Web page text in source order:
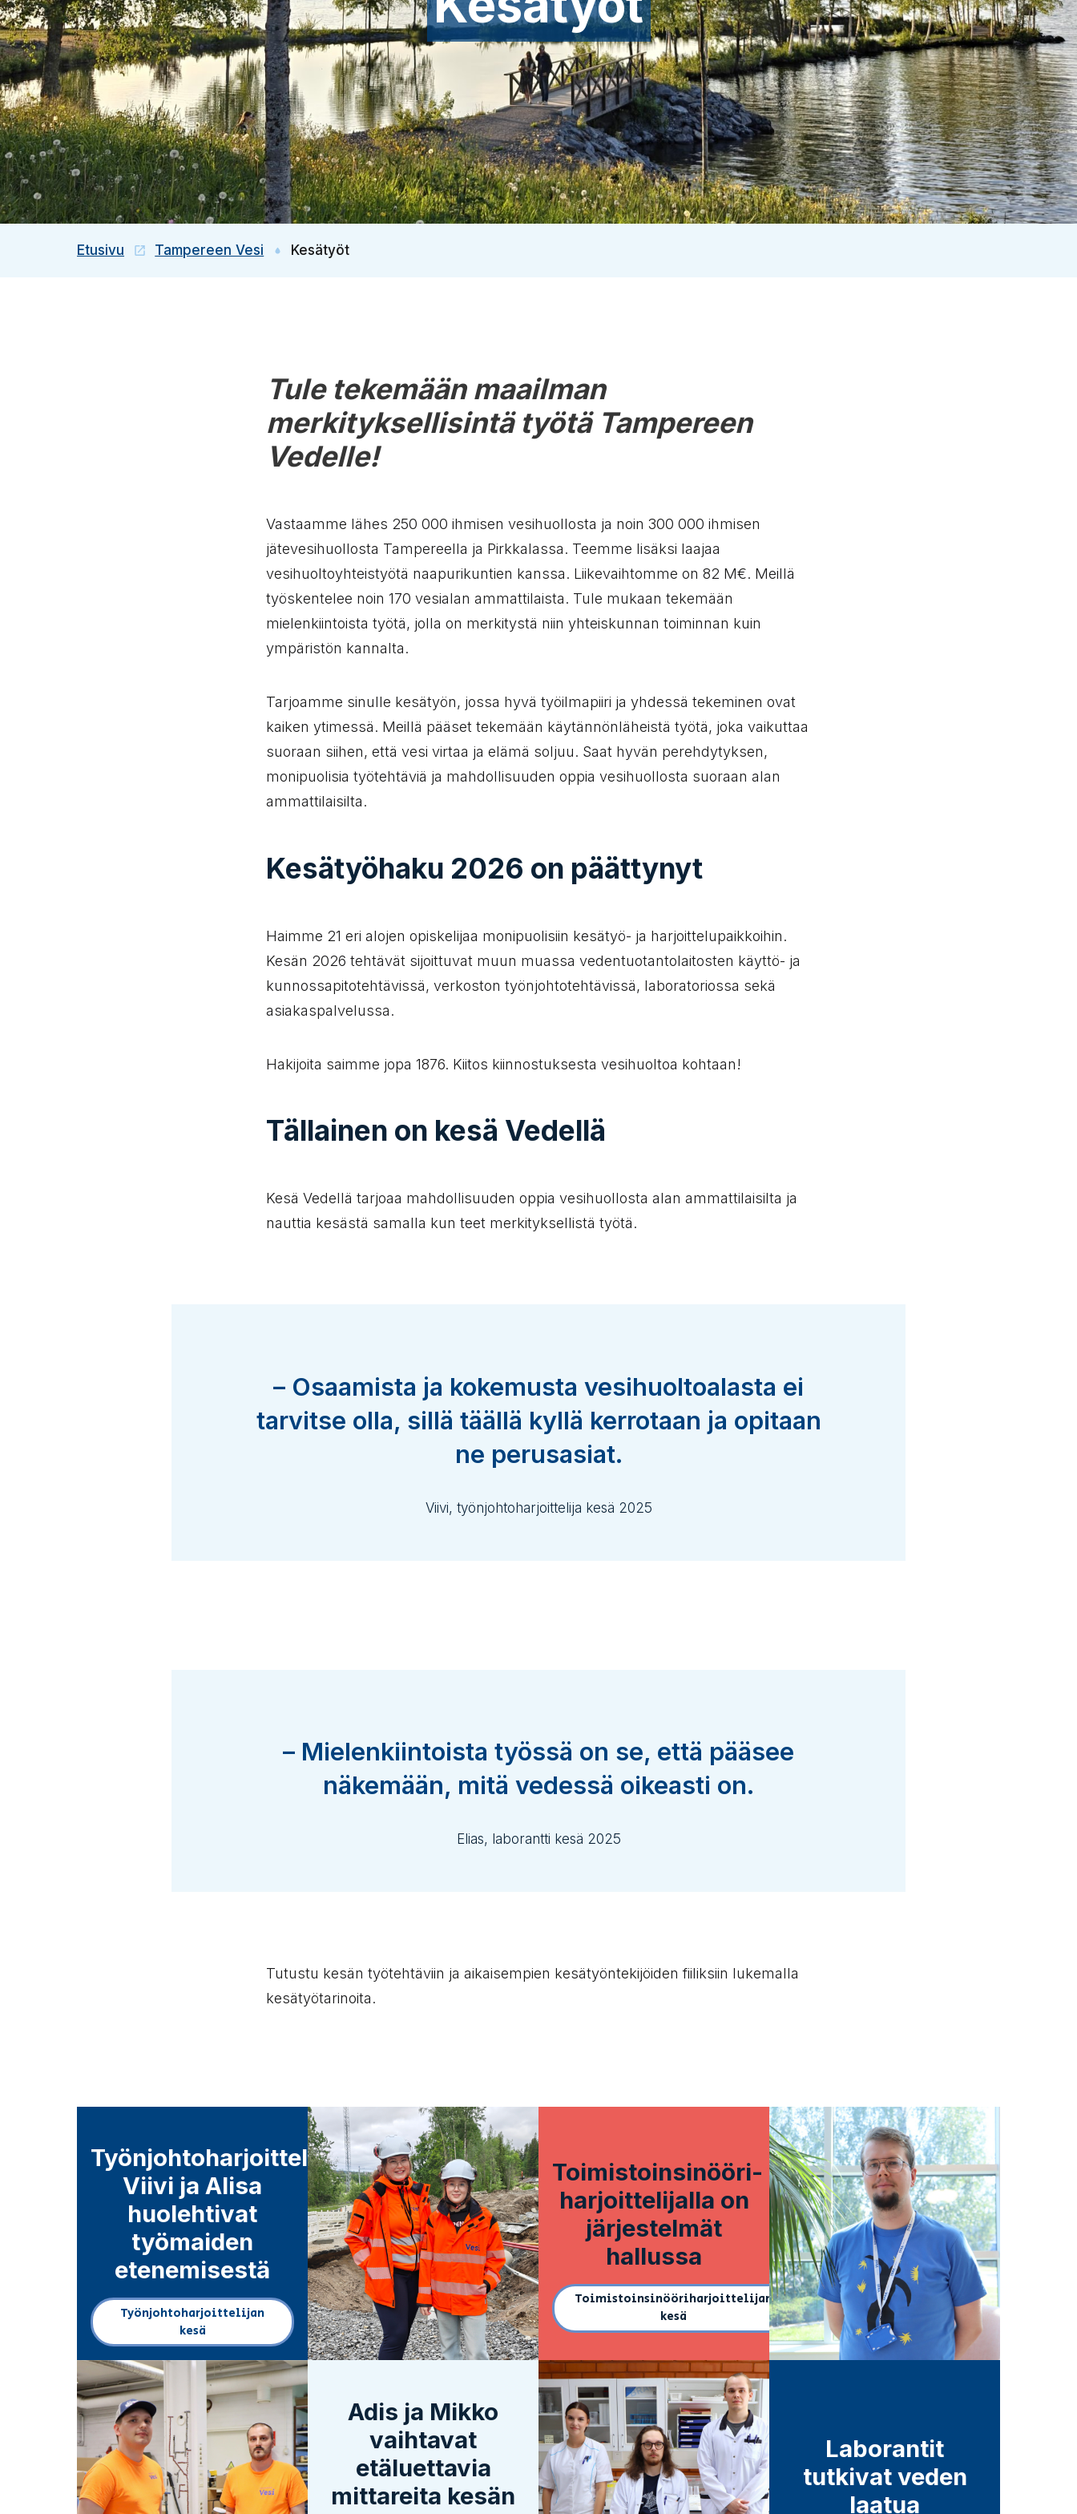
Etusivu(Linkki vie ulkopuoliselle sivustolle)
Tampereen Vesi Kesätyöt
Tule tekemään maailman
merkityksellisintä työtä Tampereen
Vedelle!
Vastaamme lähes 250 000 ihmisen vesihuollosta ja noin 300 000 ihmisen
jätevesihuollosta Tampereella ja Pirkkalassa. Teemme lisäksi laajaa
vesihuoltoyhteistyötä naapurikuntien kanssa. Liikevaihtomme on 82 M€. Meillä
työskentelee noin 170 vesialan ammattilaista. Tule mukaan tekemään
mielenkiintoista työtä, jolla on merkitystä niin yhteiskunnan toiminnan kuin
ympäristön kannalta.
Tarjoamme sinulle kesätyön, jossa hyvä työilmapiiri ja yhdessä tekeminen ovat
kaiken ytimessä. Meillä pääset tekemään käytännönläheistä työtä, joka vaikuttaa
suoraan siihen, että vesi virtaa ja elämä soljuu. Saat hyvän perehdytyksen,
monipuolisia työtehtäviä ja mahdollisuuden oppia vesihuollosta suoraan alan
ammattilaisilta.
Kesätyöhaku 2026 on päättynyt
Haimme 21 eri alojen opiskelijaa monipuolisiin kesätyö- ja harjoittelupaikkoihin.
Kesän 2026 tehtävät sijoittuvat muun muassa vedentuotantolaitosten käyttö- ja
kunnossapitotehtävissä, verkoston työnjohtotehtävissä, laboratoriossa sekä
asiakaspalvelussa.
Hakijoita saimme jopa 1876. Kiitos kiinnostuksesta vesihuoltoa kohtaan!
Tällainen on kesä Vedellä
Kesä Vedellä tarjoaa mahdollisuuden oppia vesihuollosta alan ammattilaisilta ja
nauttia kesästä samalla kun teet merkityksellistä työtä.
– Osaamista ja kokemusta vesihuoltoalasta ei
tarvitse olla, sillä täällä kyllä kerrotaan ja opitaan
ne perusasiat.
Viivi, työnjohtoharjoittelija kesä 2025
– Mielenkiintoista työssä on se, että pääsee
näkemään, mitä vedessä oikeasti on.
Elias, laborantti kesä 2025
Tutustu kesän työtehtäviin ja aikaisempien kesätyöntekijöiden fiiliksiin lukemalla
kesätyötarinoita.
Työnjohtoharjoittelijat
Viivi ja Alisa
huolehtivat
työmaiden
etenemisestä
Työnjohtoharjoittelijan
kesä(Linkki vie ulkopuoliselle sivustolle)
Toimistoinsinööri-
harjoittelijalla on
järjestelmät
hallussa
Toimistoinsinööriharjoittelijan
kesä(Linkki vie ulkopuoliselle sivustolle)
Adis ja Mikko
vaihtavat
etäluettavia
mittareita kesän
Laborantit
tutkivat veden
laatua